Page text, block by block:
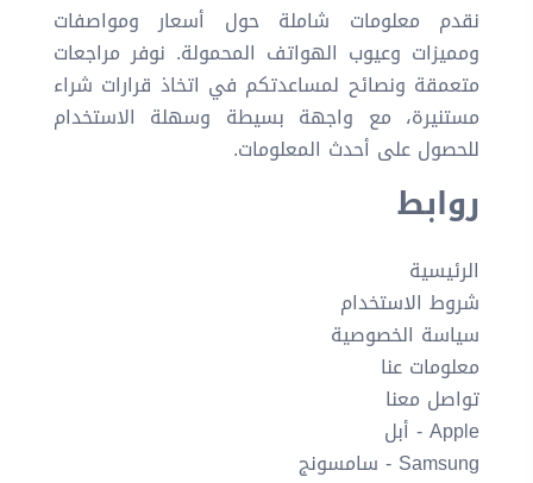
نقدم معلومات شاملة حول أسعار ومواصفات
ومميزات وعيوب الهواتف المحمولة. نوفر مراجعات
متعمقة ونصائح لمساعدتكم في اتخاذ قرارات شراء
مستنيرة، مع واجهة بسيطة وسهلة الاستخدام
للحصول على أحدث المعلومات.
روابط
الرئيسية
شروط الاستخدام
سياسة الخصوصية
معلومات عنا
تواصل معنا
Apple - أبل
Samsung - سامسونج